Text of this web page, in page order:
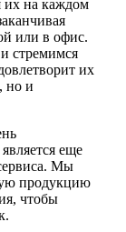
их на каждом
или в офис.
стремимся
их
но и
еще
Мы
продукцию
чтобы